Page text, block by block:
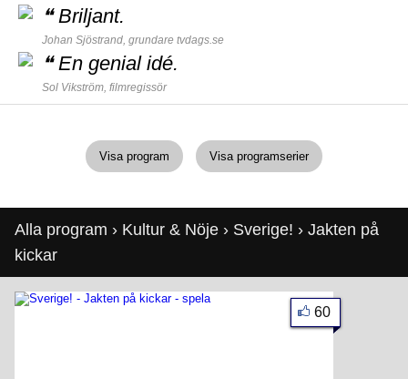
❝Briljant.
Johan Sjöstrand, grundare tvdags.se
❝En genial idé.
Sol Vikström, filmregissör
Visa program Visa programserier
Alla program › Kultur & Nöje › Sverige! › Jakten på
kickar
60